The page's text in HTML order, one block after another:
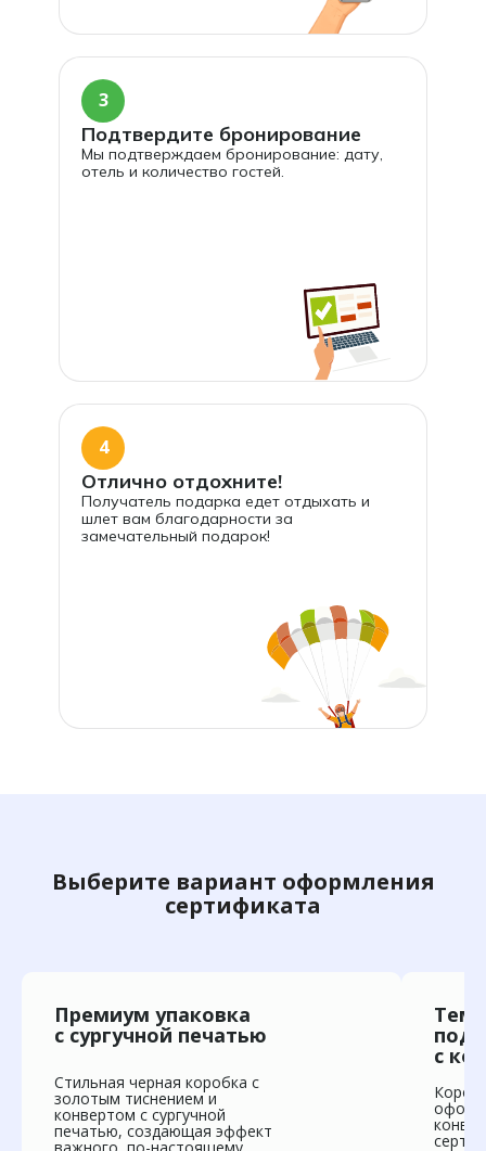
3
Подтвердите бронирование
Мы подтверждаем бронирование: дату,
отель и количество гостей.
4
Отлично отдохните!
Получатель подарка едет отдыхать и
шлет вам благодарности за
замечательный подарок!
Выберите вариант оформления
сертификата
Премиум упаковка
с сургучной печатью
Стильная черная коробка с
золотым тиснением и
конвертом с сургучной
печатью, создающая эффект
с